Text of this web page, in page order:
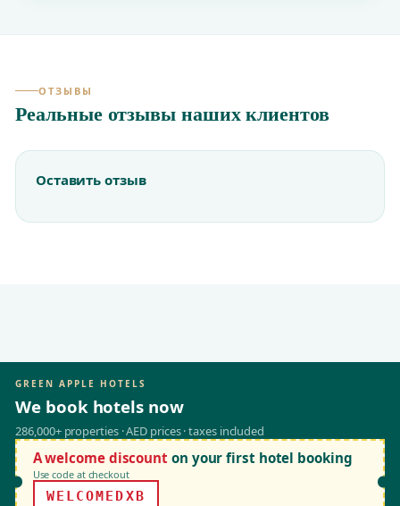
ОТЗЫВЫ
Реальные отзывы наших клиентов
Оставить отзыв
GREEN APPLE HOTELS
We book hotels now
286,000+ properties · AED prices · taxes included
A welcome discount on your first hotel booking
Use code at checkout
WELCOMEDXB